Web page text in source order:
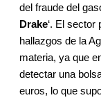
del fraude del
Drake‘. El sector
hallazgos de la
materia, ya que
detectar una
euros, lo que